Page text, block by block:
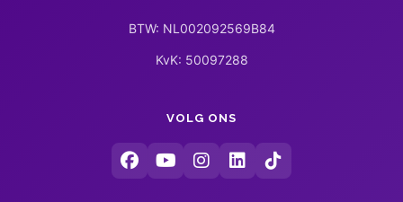
BTW: NL002092569B84
KvK: 50097288
VOLG ONS